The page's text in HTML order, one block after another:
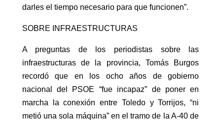
darles el tiempo necesario para que funcionen”.
SOBRE INFRAESTRUCTURAS
A preguntas de los periodistas sobre las
infraestructuras de la provincia, Tomás Burgos
recordó que en los ocho años de gobierno
nacional del PSOE “fue incapaz” de poner en
marcha la conexión entre Toledo y Torrijos, “ni
metió una sola máquina” en el tramo de la A-40 de